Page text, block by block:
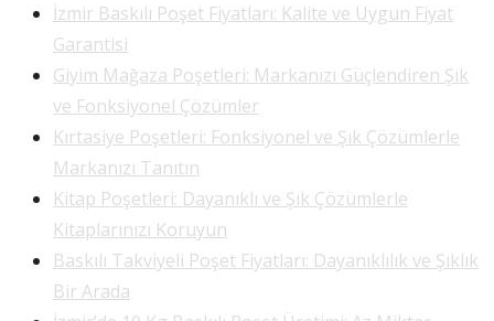
İzmir Baskılı Poşet Fiyatları: Kalite ve Uygun Fiyat
Garantisi
Giyim Mağaza Poşetleri: Markanızı Güçlendiren Şık
ve Fonksiyonel Çözümler
Kırtasiye Poşetleri: Fonksiyonel ve Şık Çözümlerle
Markanızı Tanıtın
Kitap Poşetleri: Dayanıklı ve Şık Çözümlerle
Kitaplarınızı Koruyun
Baskılı Takviyeli Poşet Fiyatları: Dayanıklılık ve Şıklık
Bir Arada